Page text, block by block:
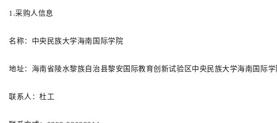
1.采购人信息
名称： 中央民族大学海南国际学院
地址：海南省陵水黎族自治县黎安国际教育创新试验区中央民族大学海南国际学
联系人：杜工